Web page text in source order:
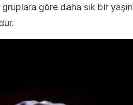
göre daha sık bir yaşın